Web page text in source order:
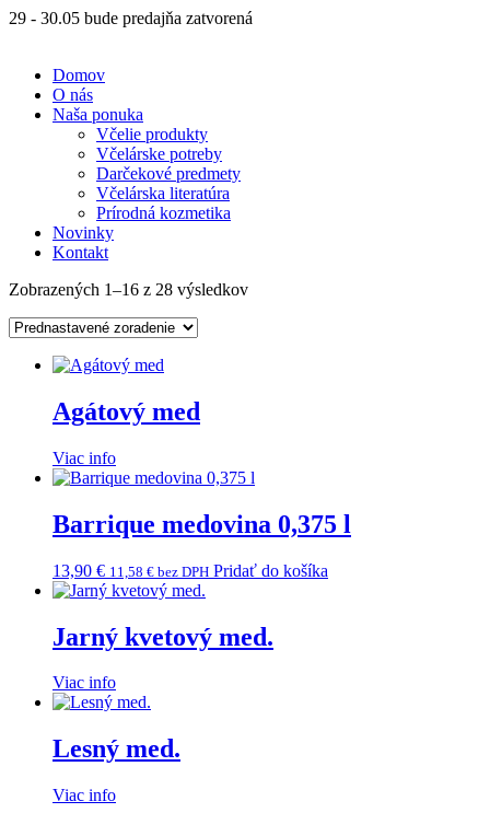
29 - 30.05 bude predajňa zatvorená
Domov
O nás
Naša ponuka
Včelie produkty
Včelárske potreby
Darčekové predmety
Včelárska literatúra
Prírodná kozmetika
Novinky
Kontakt
Zobrazených 1–16 z 28 výsledkov
Agátový med
Viac info
Barrique medovina 0,375 l
13,90 € 11,58 € bez DPH Pridať do košíka
Jarný kvetový med.
Viac info
Lesný med.
Viac info